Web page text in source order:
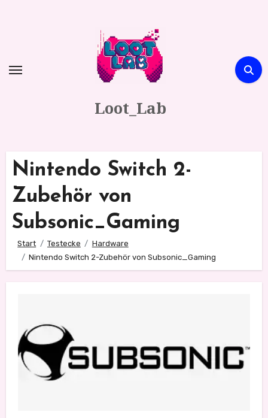
Loot_Lab
Nintendo Switch 2-
Zubehör von
Subsonic_Gaming
Start Testecke
Hardware
Nintendo Switch 2-Zubehör von Subsonic_Gaming